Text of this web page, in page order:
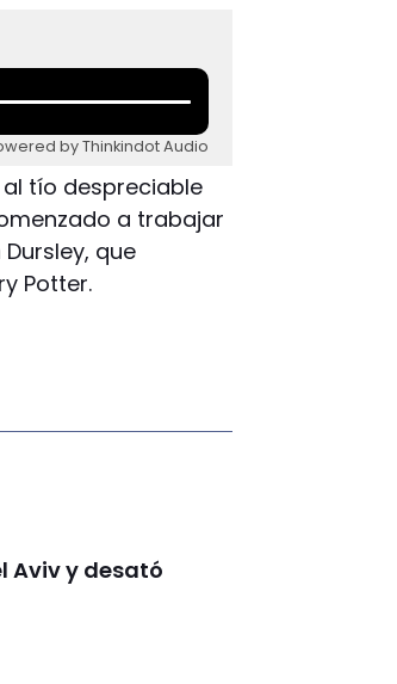
by Thinkindot Audio
al tío despreciable
a trabajar
que
Potter.
Aviv y desató